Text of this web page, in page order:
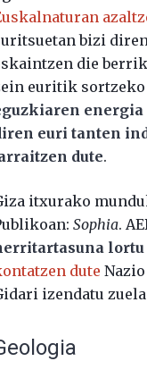
bizi
die
euritik sortzeko
energia
euri tanten
dute.
itxurako
Sophia.
lortu
dute
izendatu